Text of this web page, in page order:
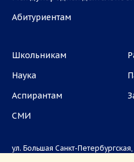
Абитуриентам
Школьникам
Наука
Аспирантам
СМИ
ул. Большая Санкт-Петербургская,